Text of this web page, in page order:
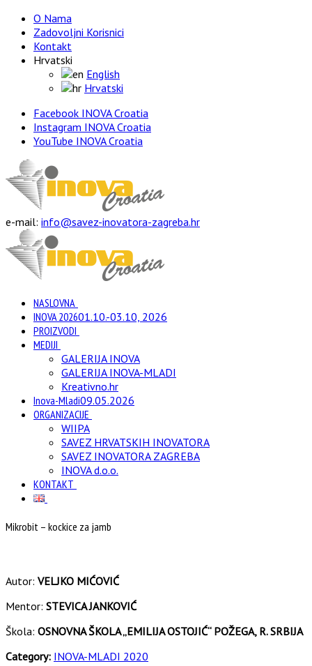
O Nama
Zadovoljni Korisnici
Kontakt
Hrvatski
English
Hrvatski
Facebook INOVA Croatia
Instagram INOVA Croatia
YouTube INOVA Croatia
e-mail: info@savez-inovatora-zagreba.hr
NASLOVNA
INOVA 202601.10.-03.10, 2026
PROIZVODI
MEDIJI
GALERIJA INOVA
GALERIJA INOVA-MLADI
Kreativno.hr
Inova-Mladi09.05.2026
ORGANIZACIJE
WIIPA
SAVEZ HRVATSKIH INOVATORA
SAVEZ INOVATORA ZAGREBA
INOVA d.o.o.
KONTAKT
Mikrobit – kockice za jamb
Autor: VELJKO MIĆOVIĆ
Mentor: STEVICA JANKOVIĆ
Škola: OSNOVNA ŠKOLA „EMILIJA OSTOJIĆ“ POŽEGA, R. SRBIJA
Category: INOVA-MLADI 2020